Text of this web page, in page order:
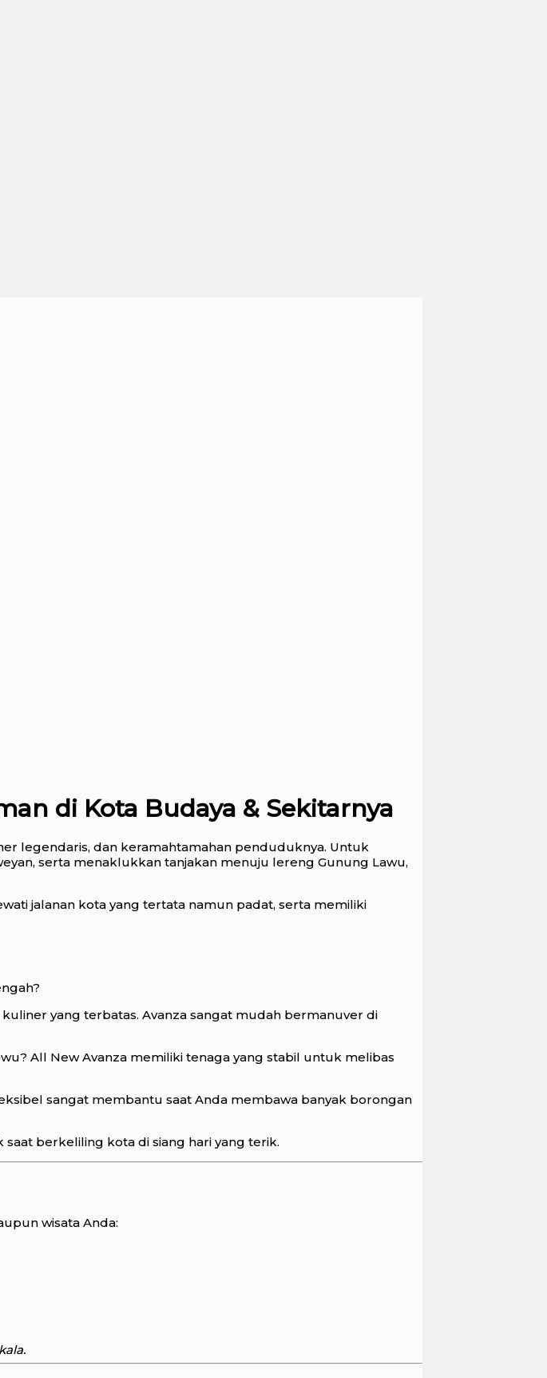
di Kota Budaya & Sekitarnya
legendaris, dan keramahtamahan penduduknya. Untuk
serta menaklukkan tanjakan menuju lereng Gunung Lawu,
jalanan kota yang tertata namun padat, serta memiliki
yang terbatas. Avanza sangat mudah bermanuver di
All New Avanza memiliki tenaga yang stabil untuk melibas
sangat membantu saat Anda membawa banyak borongan
berkeliling kota di siang hari yang terik.
wisata Anda: